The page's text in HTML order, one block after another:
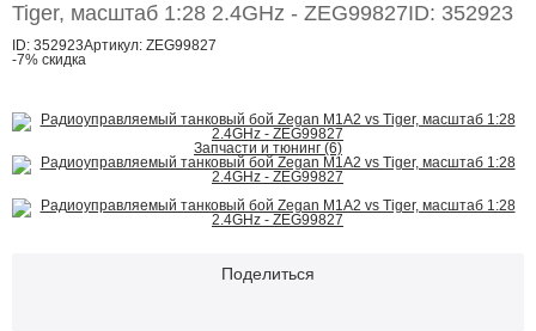
Tiger, масштаб 1:28 2.4GHz - ZEG99827ID: 352923
ID: 352923Артикул: ZEG99827
-7% скидка
Запчасти и тюнинг (6)
Поделиться